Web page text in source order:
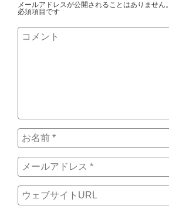
メールアドレスが公開されることはありません。
必須項目です